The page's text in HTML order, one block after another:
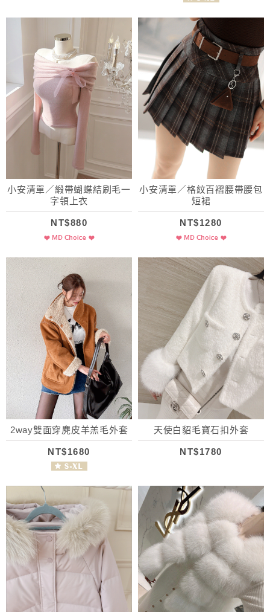
小安清單／緞帶蝴蝶結刷毛一
字領上衣
NT$880
小安清單／格紋百褶腰帶腰包
短裙
NT$1280
2way雙面穿麂皮羊羔毛外套
NT$1680
天使白貂毛寶石扣外套
NT$1780